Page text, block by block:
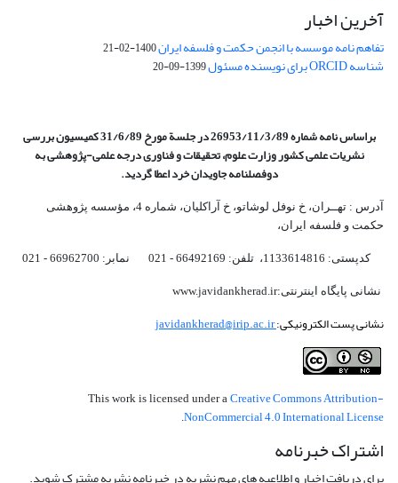
آخرین اخبار
تفاهم نامه موسسه با انجمن حکمت و فلسفه ایران1400-02-21
شناسه ORCID برای نویسنده مسئول 1399-09-20
براساس نامه شماره 26953/11/3/89 در جلسة مورخ 31/6/89 کمیسیون
بررسی
نشریات علمی کشور وزارت علوم، تحقیقات و فناوری درجه علمی‌-پژوهشیبه
دوفصلنامه جاویدان خرد اعطا گردید.
آدرس : تهــران، خ نوفل لوشاتو، خ آراکلیان، شماره 4،‌ مؤسسه پژوهشی
حکمت و فلسفه ایران،‌
کدپستی: 1133614816، تلفن: 66492169 - 021 نمابر: 66962700 - 021
نشانی پایگاه اینترنتی:www.javidankherad.ir
نشانی پست الکترونیکی:javidankherad@irip.ac.ir
This work is licensed under a Creative Commons Attribution-
NonCommercial 4.0 International License
.
اشتراک خبرنامه